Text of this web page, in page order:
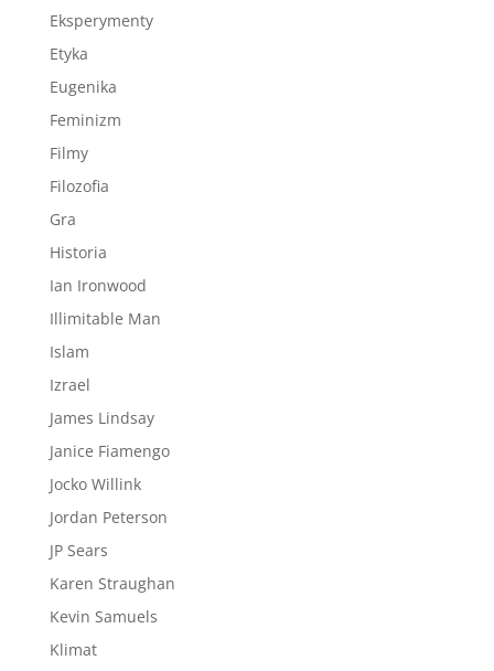
Eksperymenty
Etyka
Eugenika
Feminizm
Filmy
Filozofia
Gra
Historia
Ian Ironwood
Illimitable Man
Islam
Izrael
James Lindsay
Janice Fiamengo
Jocko Willink
Jordan Peterson
JP Sears
Karen Straughan
Kevin Samuels
Klimat